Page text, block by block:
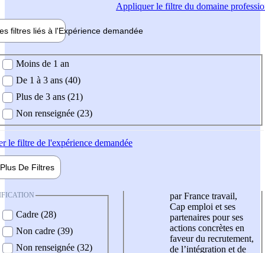
Appliquerle filtre du domaine
filtres liés à l'Expérience demandée
demandée
Moins de 1 an
De 1 à 3 ans (40)
Plus de 3 ans (21)
Non renseignée (23)
le filtre de l'expérience demandée
Plus De Filtres
Cadre (28)
Non cadre (39)
Non renseignée (32)
par France travail,
Cap emploi et ses
partenaires pour ses
actions concrètes en
faveur du recrutement,
de l’intégration et de